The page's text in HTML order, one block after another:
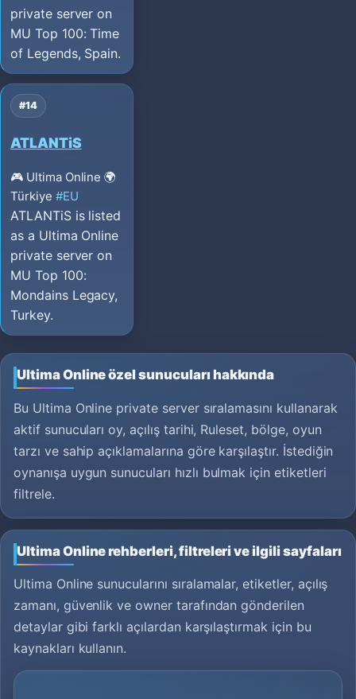
private server on
MU Top 100: Time
of Legends, Spain.
#14
ATLANTiS
🎮 Ultima Online 🌍
Türkiye #EU
ATLANTiS is listed
as a Ultima Online
private server on
MU Top 100:
Mondains Legacy,
Turkey.
Ultima Online özel sunucuları hakkında
Bu Ultima Online private server sıralamasını kullanarak
aktif sunucuları oy, açılış tarihi, Ruleset, bölge, oyun
tarzı ve sahip açıklamalarına göre karşılaştır. İstediğin
oynanışa uygun sunucuları hızlı bulmak için etiketleri
filtrele.
Ultima Online rehberleri, filtreleri ve ilgili sayfaları
Ultima Online sunucularını sıralamalar, etiketler, açılış
zamanı, güvenlik ve owner tarafından gönderilen
detaylar gibi farklı açılardan karşılaştırmak için bu
kaynakları kullanın.